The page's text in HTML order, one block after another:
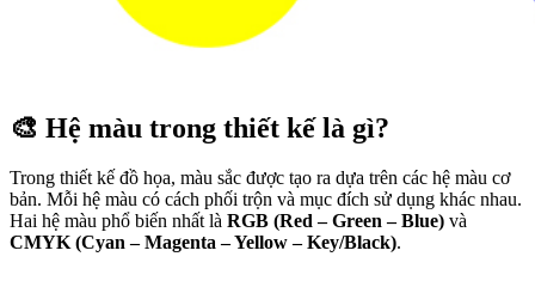
🎨 Hệ màu trong thiết kế là gì?
Trong thiết kế đồ họa, màu sắc được tạo ra dựa trên các hệ màu cơ
bản. Mỗi hệ màu có cách phối trộn và mục đích sử dụng khác nhau.
Hai hệ màu phổ biến nhất là RGB (Red – Green – Blue) và
CMYK (Cyan – Magenta – Yellow – Key/Black).